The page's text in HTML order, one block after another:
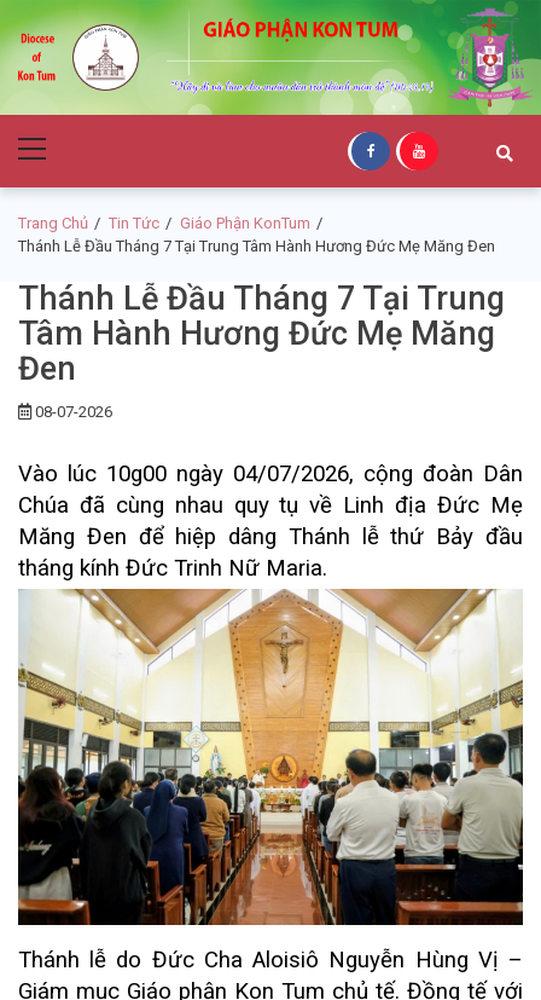
to
navigation
to
content
Giáo Phận Kon
Tum
Menu
Trang Chủ Tin Tức
Giáo Phận KonTum
Thánh Lễ Đầu Tháng 7 Tại Trung Tâm Hành Hương Đức Mẹ Măng Đen
Thánh Lễ Đầu Tháng 7 Tại Trung
Tâm Hành Hương Đức Mẹ Măng
Đen
08-07-2026
Vào lúc 10g00 ngày 04/07/2026, cộng đoàn Dân
Chúa đã cùng nhau quy tụ về Linh địa Đức Mẹ
Măng Đen để hiệp dâng Thánh lễ thứ Bảy đầu
tháng kính Đức Trinh Nữ Maria.
Thánh lễ do Đức Cha Aloisiô Nguyễn Hùng Vị –
Giám mục Giáo phận Kon Tum chủ tế. Đồng tế với